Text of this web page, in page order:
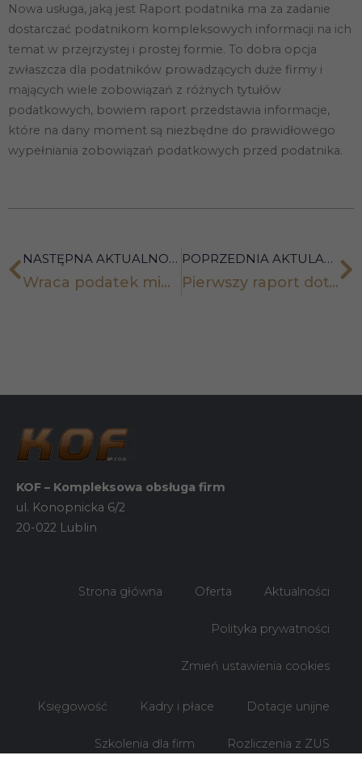
Nowa usługa, jaką jest Raport podatnika ma za zadanie
dostarczać podatnikom kompleksowych informacji na ich
temat w przejrzystej i prostej formie. To dobra opcja
zwłaszcza dla podatników prowadzących duże firmy i
mających wiele zobowiązań z różnych tytułów
podatkowych, bowiem raport przedstawia informacje,
które na dany moment są niezbędne do prawidłowego
wypełniania zobowiązań podatkowych przed podatnika.
NASTĘPNA AKTUALNOŚĆ
Wraca podatek minimalny
POPRZEDNIA AKTULANOŚĆ
Pierwszy raport dotyczący podatku węglowego już do końca stycznia
KOF – Kompleksowa obsługa firm
ul. Konopnicka 6/2
20-022 Lublin
Strona główna Oferta Aktualności
Polityka prywatności
Zmień ustawienia cookies
Księgowość Kadry i płace Dotacje unijne
Szkolenia dla firm Rozliczenia z ZUS
strona jest
używana.
Doświadczenie
Aby nasza
strona
internetowa
działała jak
najlepiej
podczas
strony